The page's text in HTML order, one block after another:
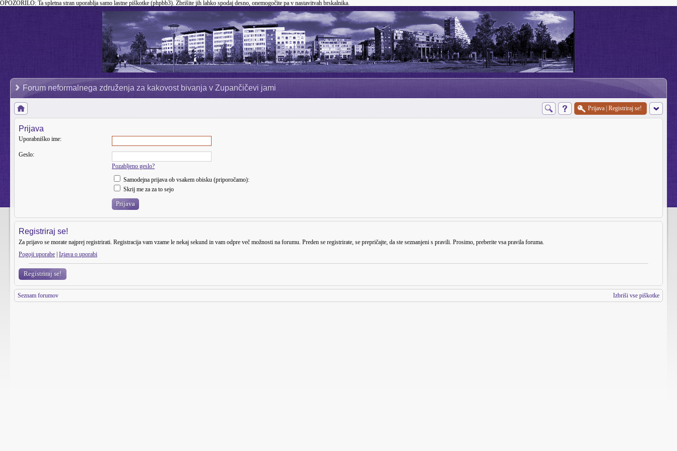
OPOZORILO: Ta spletna stran uporablja samo lastne piškotke (phpbb3). Zbrišite jih lahko spodaj desno, onemogočite pa v nastavitvah brskalnika.
Forum neformalnega združenja za kakovost bivanja v Zupančičevi jami
Prijava Registriraj se!
Prijava
Uporabniško ime:
Geslo:
Pozabljeno geslo?
Samodejna prijava ob vsakem obisku (priporočamo):
Skrij me za za to sejo
Registriraj se!
Za prijavo se morate najprej registrirati. Registracija vam vzame le nekaj sekund in vam odpre več možnosti na forumu. Preden se registrirate, se prepričajte, da ste seznanjeni s pravili. Prosimo, preberite vsa pravila foruma.
Pogoji uporabe Izjava o uporabi
Registriraj se!
Seznam forumov Izbriši vse piškotke